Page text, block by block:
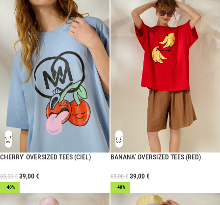
CHERRY’ OVERSIZED TEES (CIEL)
65,00€ 39,00€
BANANA’ OVERSIZED TEES (RED)
65,00€ 39,00€
-40% -40%